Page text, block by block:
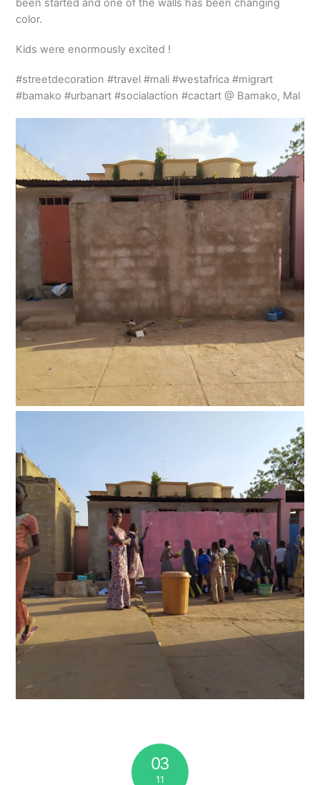
been started and one of the walls has been changing
color.
Kids were enormously excited !
#streetdecoration #travel #mali #westafrica #migrart
#bamako #urbanart #socialaction #cactart @ Bamako, Mal
03
11